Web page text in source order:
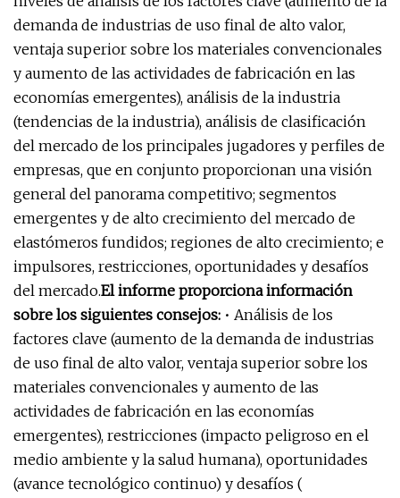
demanda de industrias de uso final de alto valor,
ventaja superior sobre los materiales convencionales
y aumento de las actividades de fabricación en las
economías emergentes), análisis de la industria
(tendencias de la industria), análisis de clasificación
del mercado de los principales jugadores y perfiles de
empresas, que en conjunto proporcionan una visión
general del panorama competitivo; segmentos
emergentes y de alto crecimiento del mercado de
elastómeros fundidos; regiones de alto crecimiento; e
impulsores, restricciones, oportunidades y desafíos
del mercado.El informe proporciona información
sobre los siguientes consejos: • Análisis de los
factores clave (aumento de la demanda de industrias
de uso final de alto valor, ventaja superior sobre los
materiales convencionales y aumento de las
actividades de fabricación en las economías
emergentes), restricciones (impacto peligroso en el
medio ambiente y la salud humana), oportunidades
(avance tecnológico continuo) y desafíos (